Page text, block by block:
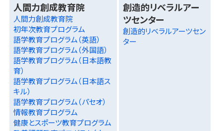
人間力創成教育院
人間力創成教育院
初年次教育プログラム
語学教育プログラム（英語）
語学教育プログラム（外国語）
語学教育プログラム（日本語教
育）
語学教育プログラム（日本語ス
キル）
語学教育プログラム（パセオ）
情報教育プログラム
健康とスポーツ教育プログラム
創造的リベラルアー
ツセンター
創造的リベラルアーツセン
ター